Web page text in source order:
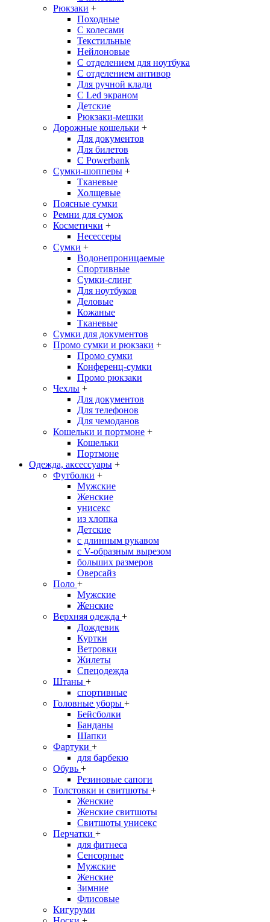
Рюкзаки +
Походные
С колесами
Текстильные
Нейлоновые
С отделением для ноутбука
С отделением антивор
Для ручной клади
С Led экраном
Детские
Рюкзаки-мешки
Дорожные кошельки +
Для документов
Для билетов
С Powerbank
Сумки-шопперы +
Тканевые
Холщевые
Поясные сумки
Ремни для сумок
Косметички +
Несессеры
Сумки +
Водонепроницаемые
Спортивные
Сумки-слинг
Для ноутбуков
Деловые
Кожаные
Тканевые
Сумки для документов
Промо сумки и рюкзаки +
Промо сумки
Конференц-сумки
Промо рюкзаки
Чехлы +
Для документов
Для телефонов
Для чемоданов
Кошельки и портмоне +
Кошельки
Портмоне
Одежда, аксессуары +
Футболки +
Мужские
Женские
унисекс
из хлопка
Детские
с длинным рукавом
с V-образным вырезом
больших размеров
Оверсайз
Поло +
Мужские
Женские
Верхняя одежда +
Дождевик
Куртки
Ветровки
Жилеты
Спецодежда
Штаны +
спортивные
Головные уборы +
Бейсболки
Банданы
Шапки
Фартуки +
для барбекю
Обувь +
Резиновые сапоги
Толстовки и свитшоты +
Женские
Женские свитшоты
Свитшоты унисекс
Перчатки +
для фитнеса
Сенсорные
Мужские
Женские
Зимние
Флисовые
Кигуруми